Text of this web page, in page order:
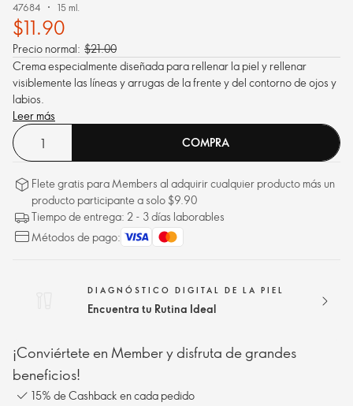
47684 15 ml.
$11.90
Precio normal: $21.00
Crema especialmente diseñada para rellenar la piel y rellenar
visiblemente las líneas y arrugas de la frente y del contorno de ojos y
labios.
Leer más
COMPRA
Flete gratis para Members al adquirir cualquier producto más un
producto participante a solo $9.90
Tiempo de entrega: 2 - 3 días laborables
Métodos de pago:
DIAGNÓSTICO DIGITAL DE LA PIEL
Encuentra tu Rutina Ideal
¡Conviértete en Member y disfruta de grandes
beneficios!
15% de Cashback en cada pedido